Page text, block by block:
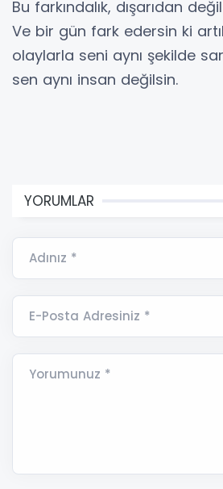
Bu farkındalık, dışarıdan
Ve bir gün fark edersin ki
olaylarla seni aynı şekilde
sen aynı insan değilsin.
YORUMLAR
Adınız *
E-Posta Adresiniz *
Yorumunuz *